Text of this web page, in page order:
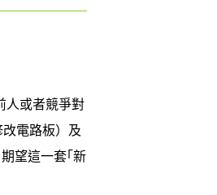
人或者競爭對
電路板）及
望這一套｢新